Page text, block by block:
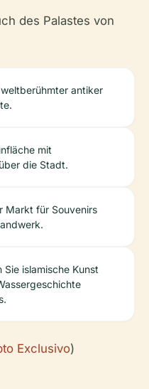
des Palastes von
antiker
mit
die Stadt.
Markt für Souvenirs
Sie islamische Kunst
Exclusivo)